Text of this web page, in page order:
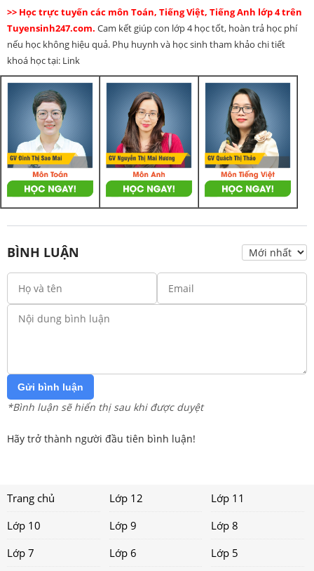
>> Học trực tuyến các môn Toán, Tiếng Việt, Tiếng Anh lớp 4 trên
Tuyensinh247.com. Cam kết giúp con lớp 4 học tốt, hoàn trả học phí
nếu học không hiệu quả. Phụ huynh và học sinh tham khảo chi tiết
khoá học tại: Link
BÌNH LUẬN
Gửi bình luận
*Bình luận sẽ hiển thị sau khi được duyệt
Hãy trở thành người đầu tiên bình luận!
Trang chủ Lớp 12
Lớp 11
Lớp 10
Lớp 9
Lớp 8
Lớp 7
Lớp 6 Lớp 5